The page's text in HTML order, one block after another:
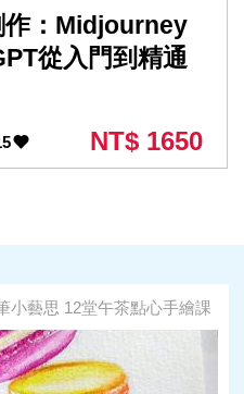
作：Midjourney
從入門到精通
NT$ 1650
小藝思 12堂午茶點心手繪課